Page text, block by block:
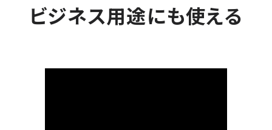
ビジネス用途にも使える